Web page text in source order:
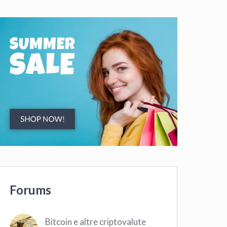
Forums
Bitcoin e altre criptovalute